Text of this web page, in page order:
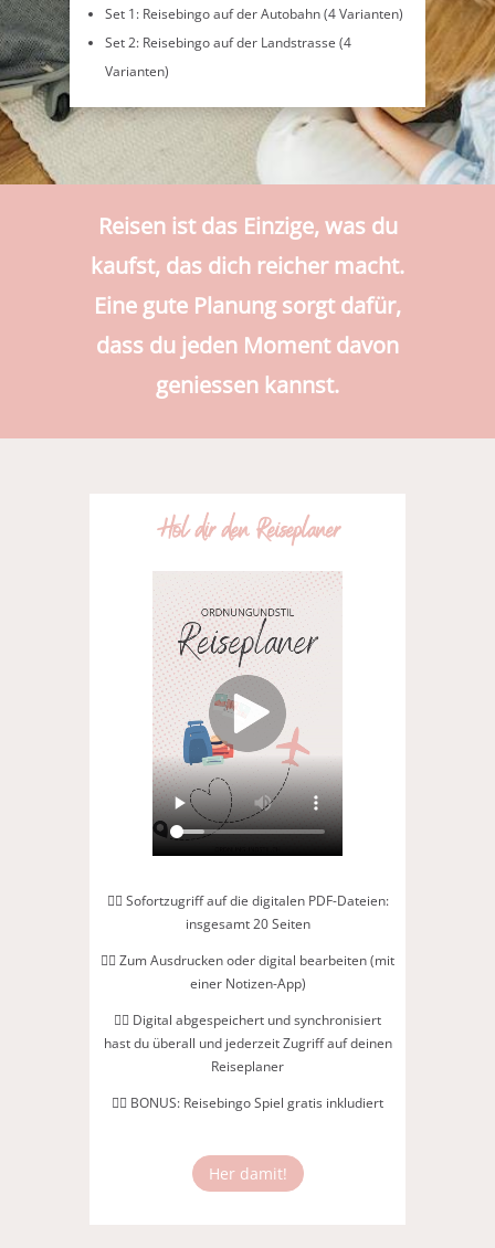
Set 1: Reisebingo auf der Autobahn (4 Varianten)
Set 2: Reisebingo auf der Landstrasse (4
Varianten)
Reisenist das Einzige, was du
kaufst, das dich reicher macht.
Eine gute Planung sorgt dafür,
dass du jeden Moment davon
geniessen kannst.
Hol dir den Reiseplaner
👉🏻 Sofortzugriff auf die digitalen PDF-Dateien:
insgesamt 20 Seiten
👉🏻 Zum Ausdrucken oder digital bearbeiten (mit
einer Notizen-App)
👉🏻 Digital abgespeichert und synchronisiert
hast du überall und jederzeit Zugriff auf deinen
Reiseplaner
👉🏻 BONUS: Reisebingo Spiel gratis inkludiert
Her damit!